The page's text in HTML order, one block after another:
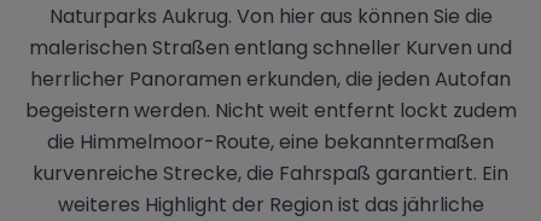
Naturparks Aukrug. Von hier aus können Sie die
malerischen Straßen entlang schneller Kurven und
herrlicher Panoramen erkunden, die jeden Autofan
begeistern werden. Nicht weit entfernt lockt zudem
die Himmelmoor-Route, eine bekanntermaßen
kurvenreiche Strecke, die Fahrspaß garantiert. Ein
weiteres Highlight der Region ist das jährliche